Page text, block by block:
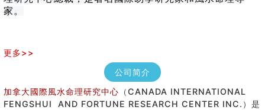
家。
更多>>
公司简介
加拿大國際風水命理研究中心 （CANADA INTERNATIONAL
FENGSHUI AND FORTUNE RESEARCH CENTER INC.）是